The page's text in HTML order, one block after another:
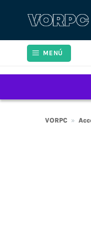
MENÚ
VORPC »